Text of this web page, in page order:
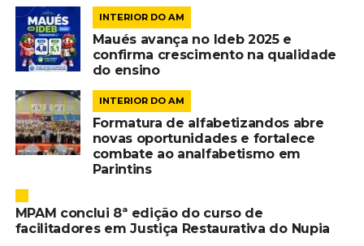
INTERIOR DO AM
Maués avança no Ideb 2025 e
confirma crescimento na qualidade
do ensino
INTERIOR DO AM
Formatura de alfabetizandos abre
novas oportunidades e fortalece
combate ao analfabetismo em
Parintins
MPAM conclui 8ª edição do curso de
facilitadores em Justiça Restaurativa do Nupia